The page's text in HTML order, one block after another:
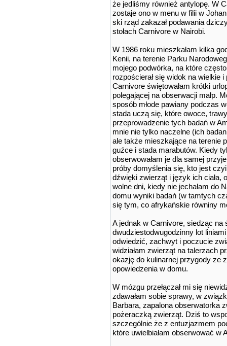
że je­dli­śmy rów­nież an­ty­lo­pę. W
zo­sta­je ono w me­nu w fi­lii w
ski rząd za­ka­zał po­da­wa­nia
sto­łach Car­ni­vo­re w Na­iro­bi.
W 1986 roku mieszkałam kilka
Kenii, na terenie Parku
mojego podwórka, na które
rozpościerał się widok na wielkie
Carnivore świętowałam krótki
polegającej na obserwacji małp.
sposób młode pawiany podczas
stada uczą się, które owoce,
przeprowadzenie tych badań w
mnie nie tylko naczelne (ich
ale także mieszkające na terenie
guźce i stada marabutów. Kiedy
obserwowałam je dla samej
próby domyślenia się, kto jest
dźwięki zwierząt i język ich ciała,
wolne dni, kiedy nie jechałam do
domu wyniki badań (w tamtych
się tym, co afrykańskie równiny
A jednak w Carnivore, siedząc
dwudziestodwugodzinny lot
odwiedzić, zachwyt i poczucie
widziałam zwierząt na talerzach
okazję do kulinarnej przygody ze
opowiedzenia w domu.
W mózgu przełączał mi się
zdawałam sobie sprawy, w
Barbara, zapalona obserwatorka
pożeraczką zwierząt. Dziś to
szczególnie że z entuzjazmem
które uwielbiałam obserwować w